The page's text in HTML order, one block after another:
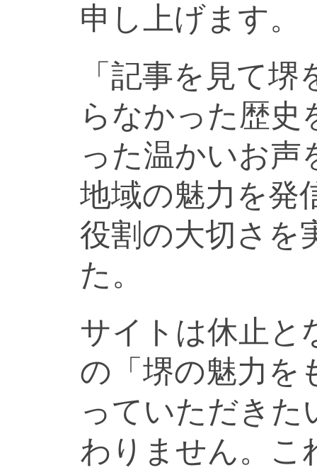
申し上げます。
「記事を見て
らなかった歴史
った温かいお声
地域の魅力を発
役割の大切さを
た。
サイトは休止と
の「堺の魅力を
っていただきた
わりません。こ